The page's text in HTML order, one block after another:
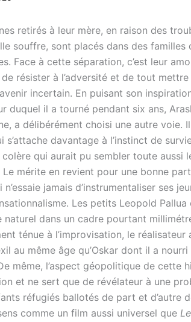
retirés à leur mère, en raison des
souffre, sont placés dans des familles
Face à cette séparation, c’est leur
résister à l’adversité et de tout
incertain. En puisant son
duquel il a tourné pendant six ans,
a délibérément choisi une autre voie.
davantage à l’instinct de
colère qui aurait pu sembler toute aussi
mérite en revient pour une bonne
jamais d’instrumentaliser ses
Les petits Leopold Pallua
naturel dans un cadre pourtant
ténue à l’improvisation, le réalisateur
au même âge qu’Oskar dont il a
même, l’aspect géopolitique de cette
et ne sert que de révélateur à une
réfugiés ballotés de part et d’autre
comme un film aussi universel que